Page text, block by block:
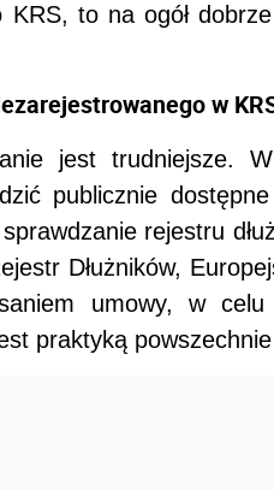
KRS, to na ogół
w
jest trudniejsze.
publicznie
rejestru
Dłużników,
umowy, w
praktyką